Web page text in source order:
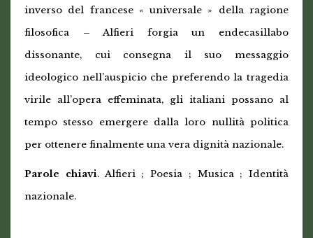
inverso del francese « universale » della ragione
filosofica – Alfieri forgia un endecasillabo
dissonante, cui consegna il suo messaggio
ideologico nell’auspicio che preferendo la tragedia
virile all’opera effeminata, gli italiani possano al
tempo stesso emergere dalla loro nullità politica
per ottenere finalmente una vera dignità nazionale.
Parole chiavi. Alfieri ; Poesia ; Musica ; Identità
nazionale.